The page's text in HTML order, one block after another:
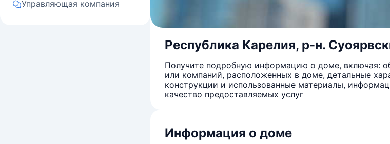
Управляющая компания
Республика Карелия, р-н.
Получите подробную информацию о доме, включая:
или компаний, расположенных в доме, детальные
конструкции и использованные материалы,
качество предоставляемых услуг
Информация о доме